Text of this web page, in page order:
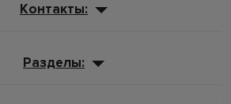
Контакты:
Разделы: